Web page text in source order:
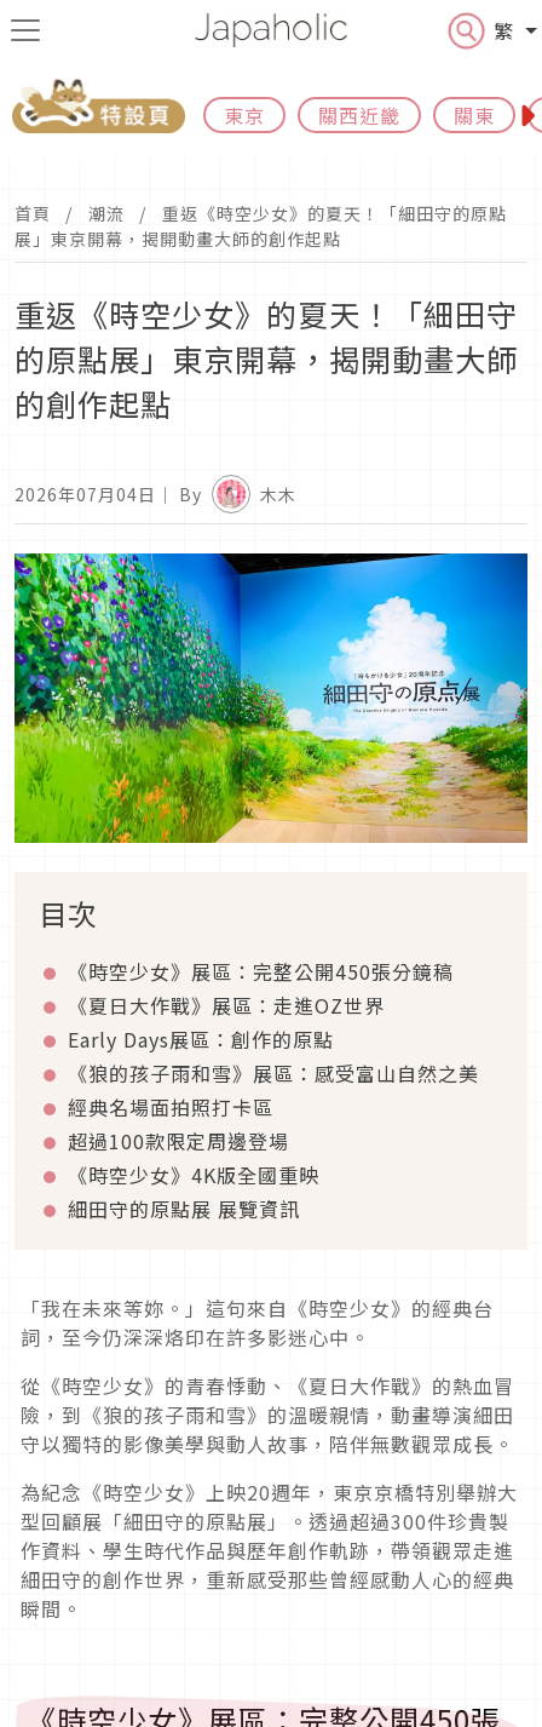
繁
東京 關西近畿 關東
首頁 潮流
重返《時空少女》的夏天！「細田守的原點
展」東京開幕，揭開動畫大師的創作起點
重返《時空少女》的夏天！「細田守
的原點展」東京開幕，揭開動畫大師
的創作起點
2026年07月04日 ｜ By 木木
目次
《時空少女》展區：完整公開450張分鏡稿
《夏日大作戰》展區：走進OZ世界
Early Days展區：創作的原點
《狼的孩子雨和雪》展區：感受富山自然之美
經典名場面拍照打卡區
超過100款限定周邊登場
《時空少女》4K版全國重映
細田守的原點展 展覽資訊
「我在未來等妳。」這句來自《時空少女》的經典台
詞，至今仍深深烙印在許多影迷心中。
從《時空少女》的青春悸動、《夏日大作戰》的熱血冒
險，到《狼的孩子雨和雪》的溫暖親情，動畫導演細田
守以獨特的影像美學與動人故事，陪伴無數觀眾成長。
為紀念《時空少女》上映20週年，東京京橋特別舉辦大
型回顧展「細田守的原點展」。透過超過300件珍貴製
作資料、學生時代作品與歷年創作軌跡，帶領觀眾走進
細田守的創作世界，重新感受那些曾經感動人心的經典
瞬間。
《時空少女》展區：完整公開450張